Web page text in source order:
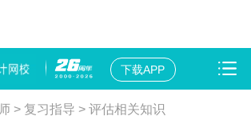
下载APP
> 复习指导 > 评估相关知识